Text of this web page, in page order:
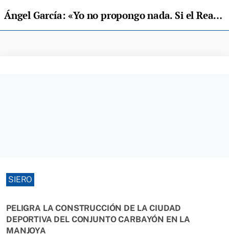
Ángel García: «Yo no propongo nada. Si el Real Oviedo quiere, tiene mi teléfono»
SIERO
PELIGRA LA CONSTRUCCIÓN DE LA CIUDAD
DEPORTIVA DEL CONJUNTO CARBAYÓN EN LA
MANJOYA